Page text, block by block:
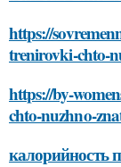
https://
trenirovki-chto-
https://by-
chto-nuzhno-
калорийность